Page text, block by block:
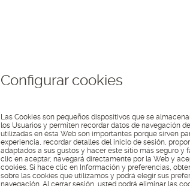
Configurar cookies
Las Cookies son pequeños dispositivos que se
los Usuarios y permiten recordar datos de navegación
utilizadas en ésta Web son importantes porque sirven
experiencia, recordar detalles del inicio de sesión,
adaptados a sus gustos y hacer éste sitio más seguro y
clic en aceptar, navegará directamente por la Web y
cookies. Si hace clic en Información y preferencias,
sobre las cookies que utilizamos y podrá elegir sus
navegación. Al cerrar sesión, usted podrá eliminar las